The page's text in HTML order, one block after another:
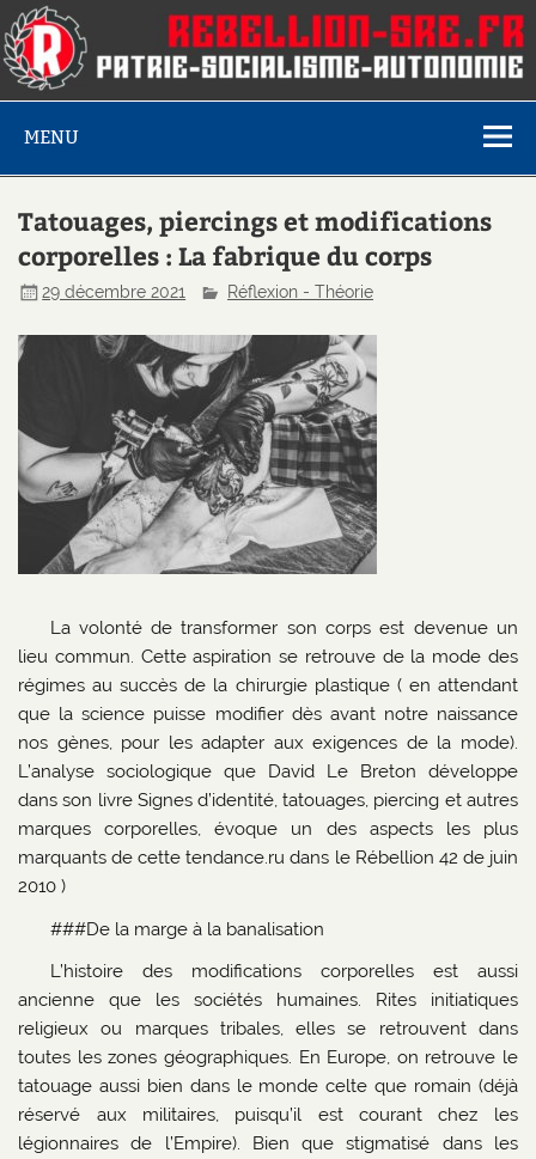
MENU
Tatouages, piercings et modifications
corporelles : La fabrique du corps
29 décembre 2021 Réflexion - Théorie
La volonté de transformer son corps est devenue un
lieu commun. Cette aspiration se retrouve de la mode des
régimes au succès de la chirurgie plastique ( en attendant
que la science puisse modifier dès avant notre naissance
nos gènes, pour les adapter aux exigences de la mode).
L’analyse sociologique que David Le Breton développe
dans son livre Signes d’identité, tatouages, piercing et autres
marques corporelles, évoque un des aspects les plus
marquants de cette tendance.ru dans le Rébellion 42 de juin
2010 )
###De la marge à la banalisation
L’histoire des modifications corporelles est aussi
ancienne que les sociétés humaines. Rites initiatiques
religieux ou marques tribales, elles se retrouvent dans
toutes les zones géographiques. En Europe, on retrouve le
tatouage aussi bien dans le monde celte que romain (déjà
réservé aux militaires, puisqu’il est courant chez les
légionnaires de l’Empire). Bien que stigmatisé dans les